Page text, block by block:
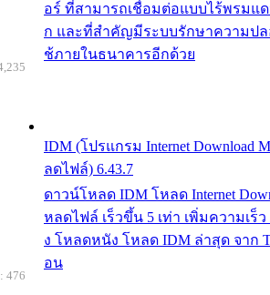
อร์ ที่สามารถเชื่อมต่อแบบไร้พรมแ
ก และที่สำคัญมีระบบรักษาความปล
ช้ภายในธนาคารอีกด้วย
IDM (โปรแกรม Internet Download
ลดไฟล์) 6.43.7
ดาวน์โหลด IDM โหลด Internet
หลดไฟล์ เร็วขึ้น 5 เท่า เพิ่มความเร็
ง โหลดหนัง โหลด IDM ล่าสุด จาก
อน
476